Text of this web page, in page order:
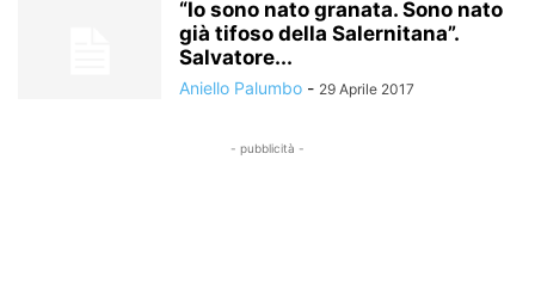
“Io sono nato granata. Sono nato
già tifoso della Salernitana”.
Salvatore...
Aniello Palumbo - 29 Aprile 2017
- pubblicità -